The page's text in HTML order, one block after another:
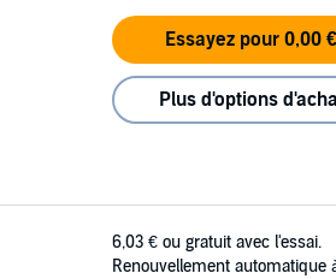
Essayez pour 0,00 €
Plus d'options
6,03 € ou gratuit avec l'essai.
Renouvellement automatique